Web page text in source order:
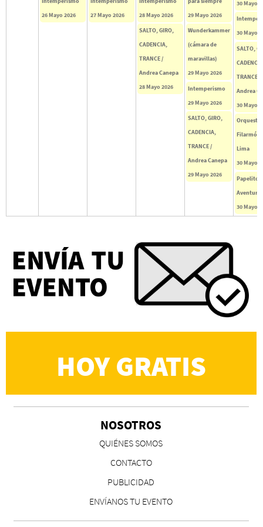
30 Mayo
30 Mayo
SALTO,
TRANCE /
Andrea
30 Mayo
Orquesta
Lima
30 Mayo
Papelito
30 Mayo
26 Mayo 2026
27 Mayo 2026
28 Mayo 2026
SALTO, GIRO,
CADENCIA,
TRANCE /
Andrea Canepa
28 Mayo 2026
29 Mayo 2026
Wunderkammer
(cámara de
maravillas)
29 Mayo 2026
Intemperismo
29 Mayo 2026
SALTO, GIRO,
CADENCIA,
TRANCE /
Andrea Canepa
29 Mayo 2026
HOY GRATIS
NOSOTROS
QUIÉNES SOMOS
CONTACTO
PUBLICIDAD
ENVÍANOS TU EVENTO